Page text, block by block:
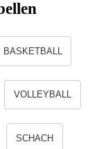
BASKETBALL
VOLLEYBALL
SCHACH